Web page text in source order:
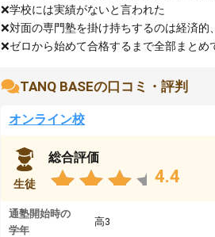
❌学校には実績がないと言われた
❌対面の専門塾を掛け持ちするのは経済的
❌ゼロから始めて合格するまで全部まとめ
TANQ BASEの口コミ・評判
オンライン校
生徒
総合評価
4.4
通塾開始時の
学年
高3